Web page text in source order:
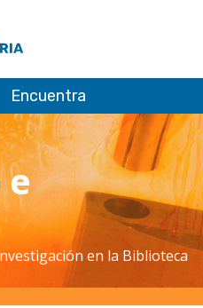
Encuentra
en la Biblioteca